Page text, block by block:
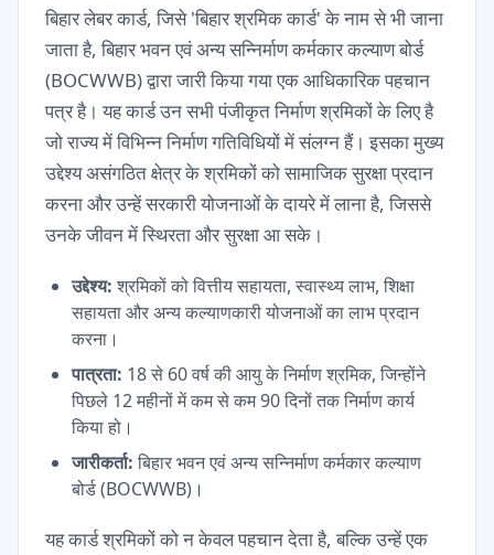
बिहार लेबर कार्ड, जिसे 'बिहार श्रमिक कार्ड' के नाम से भी जाना
जाता है, बिहार भवन एवं अन्य सन्निर्माण कर्मकार कल्याण बोर्ड
(BOCWWB) द्वारा जारी किया गया एक आधिकारिक पहचान
पत्र है। यह कार्ड उन सभी पंजीकृत निर्माण श्रमिकों के लिए है
जो राज्य में विभिन्न निर्माण गतिविधियों में संलग्न हैं। इसका मुख्य
उद्देश्य असंगठित क्षेत्र के श्रमिकों को सामाजिक सुरक्षा प्रदान
करना और उन्हें सरकारी योजनाओं के दायरे में लाना है, जिससे
उनके जीवन में स्थिरता और सुरक्षा आ सके।
उद्देश्य: श्रमिकों को वित्तीय सहायता, स्वास्थ्य लाभ, शिक्षा
सहायता और अन्य कल्याणकारी योजनाओं का लाभ प्रदान
करना।
पात्रता: 18 से 60 वर्ष की आयु के निर्माण श्रमिक, जिन्होंने
पिछले 12 महीनों में कम से कम 90 दिनों तक निर्माण कार्य
किया हो।
जारीकर्ता: बिहार भवन एवं अन्य सन्निर्माण कर्मकार कल्याण
बोर्ड (BOCWWB)।
यह कार्ड श्रमिकों को न केवल पहचान देता है, बल्कि उन्हें एक